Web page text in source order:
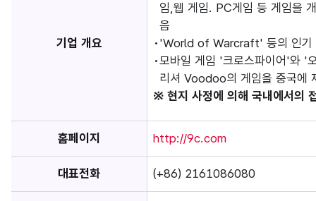
기업 개요
임,웹 게임. PC게임 등 게임을
음
'World of Warcraft' 등의 인기
모바일 게임 '크로스파이어'와 '
리셔 Voodoo의 게임을 중국에
※ 현지 사정에 의해 국내에서의
홈페이지 http://9c.com
대표전화 (+86) 2161086080